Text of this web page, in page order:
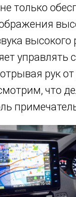
только
управлять
рук от
что